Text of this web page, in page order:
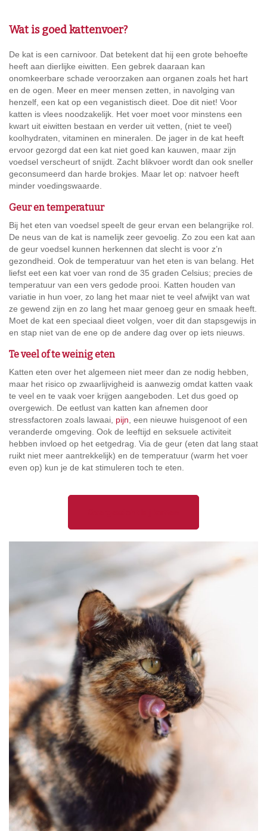
Wat is goed kattenvoer?
De kat is een carnivoor. Dat betekent dat hij een grote behoefte
heeft aan dierlijke eiwitten. Een gebrek daaraan kan
onomkeerbare schade veroorzaken aan organen zoals het hart
en de ogen. Meer en meer mensen zetten, in navolging van
henzelf, een kat op een veganistisch dieet. Doe dit niet! Voor
katten is vlees noodzakelijk. Het voer moet voor minstens een
kwart uit eiwitten bestaan en verder uit vetten, (niet te veel)
koolhydraten, vitaminen en mineralen. De jager in de kat heeft
ervoor gezorgd dat een kat niet goed kan kauwen, maar zijn
voedsel verscheurt of snijdt. Zacht blikvoer wordt dan ook sneller
geconsumeerd dan harde brokjes. Maar let op: natvoer heeft
minder voedingswaarde.
Geur en temperatuur
Bij het eten van voedsel speelt de geur ervan een belangrijke rol.
De neus van de kat is namelijk zeer gevoelig. Zo zou een kat aan
de geur voedsel kunnen herkennen dat slecht is voor z’n
gezondheid. Ook de temperatuur van het eten is van belang. Het
liefst eet een kat voer van rond de 35 graden Celsius; precies de
temperatuur van een vers gedode prooi. Katten houden van
variatie in hun voer, zo lang het maar niet te veel afwijkt van wat
ze gewend zijn en zo lang het maar genoeg geur en smaak heeft.
Moet de kat een speciaal dieet volgen, voer dit dan stapsgewijs in
en stap niet van de ene op de andere dag over op iets nieuws.
Te veel of te weinig eten
Katten eten over het algemeen niet meer dan ze nodig hebben,
maar het risico op zwaarlijvigheid is aanwezig omdat katten vaak
te veel en te vaak voer krijgen aangeboden. Let dus goed op
overgewich. De eetlust van katten kan afnemen door
stressfactoren zoals lawaai, pijn, een nieuwe huisgenoot of een
veranderde omgeving. Ook de leeftijd en seksuele activiteit
hebben invloed op het eetgedrag. Via de geur (eten dat lang staat
ruikt niet meer aantrekkelijk) en de temperatuur (warm het voer
even op) kun je de kat stimuleren toch te eten.